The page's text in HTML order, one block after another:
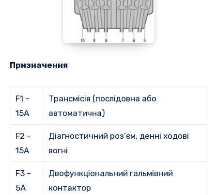
Призначення
F1 –
15A
Трансмісія (послідовна або
автоматична)
F2 –
15A
Діагностичний роз’єм, денні ходові
вогні
F3 –
5А
Двофункціональний гальмівний
контактор